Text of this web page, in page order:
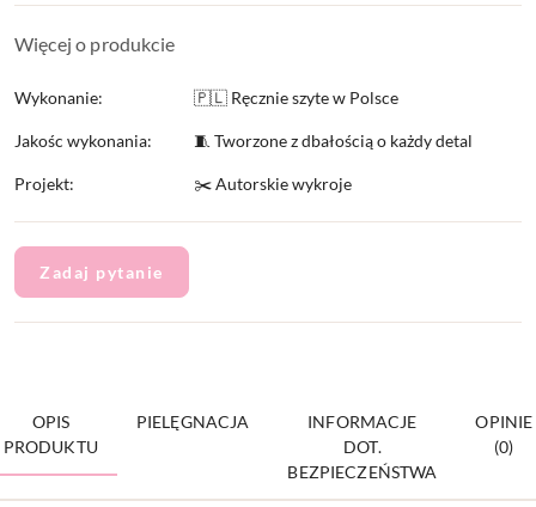
Więcej o produkcie
Wykonanie: 🇵🇱 Ręcznie szyte w Polsce
Jakośc wykonania: 🧵 Tworzone z dbałością o każdy detal
Projekt: ✂️ Autorskie wykroje
Zadaj pytanie
OPIS
PRODUKTU
PIELĘGNACJA
INFORMACJE
DOT.
BEZPIECZEŃSTWA
OPINIE
(0)